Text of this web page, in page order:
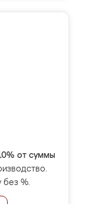
от суммы
без %.